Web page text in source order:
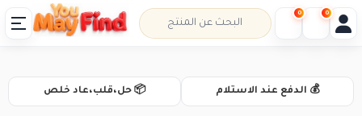
📦 حل،قلب،عاد خلص 💰 الدفع عند الاستلام
0 0